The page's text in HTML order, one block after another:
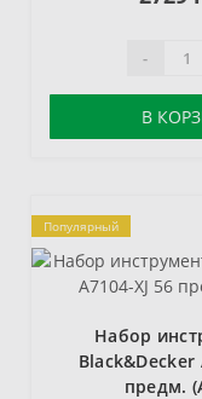
-
В
Популярный
Набор
Black&Decker
предм.